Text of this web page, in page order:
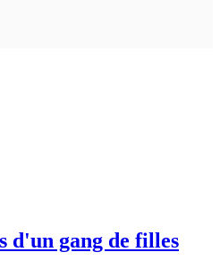
d'un gang de filles